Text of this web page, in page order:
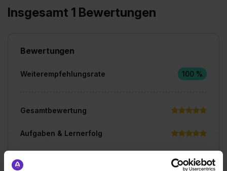
Insgesamt 1 Bewertungen
Bewertungen
Weiterempfehlungsrate 100 %
Gesamtbewertung
Aufgaben & Lernerfolg